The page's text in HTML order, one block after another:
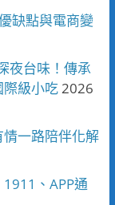
缺點與電商變
夜台味！傳承
級小吃2026
一路陪伴化解
、APP通